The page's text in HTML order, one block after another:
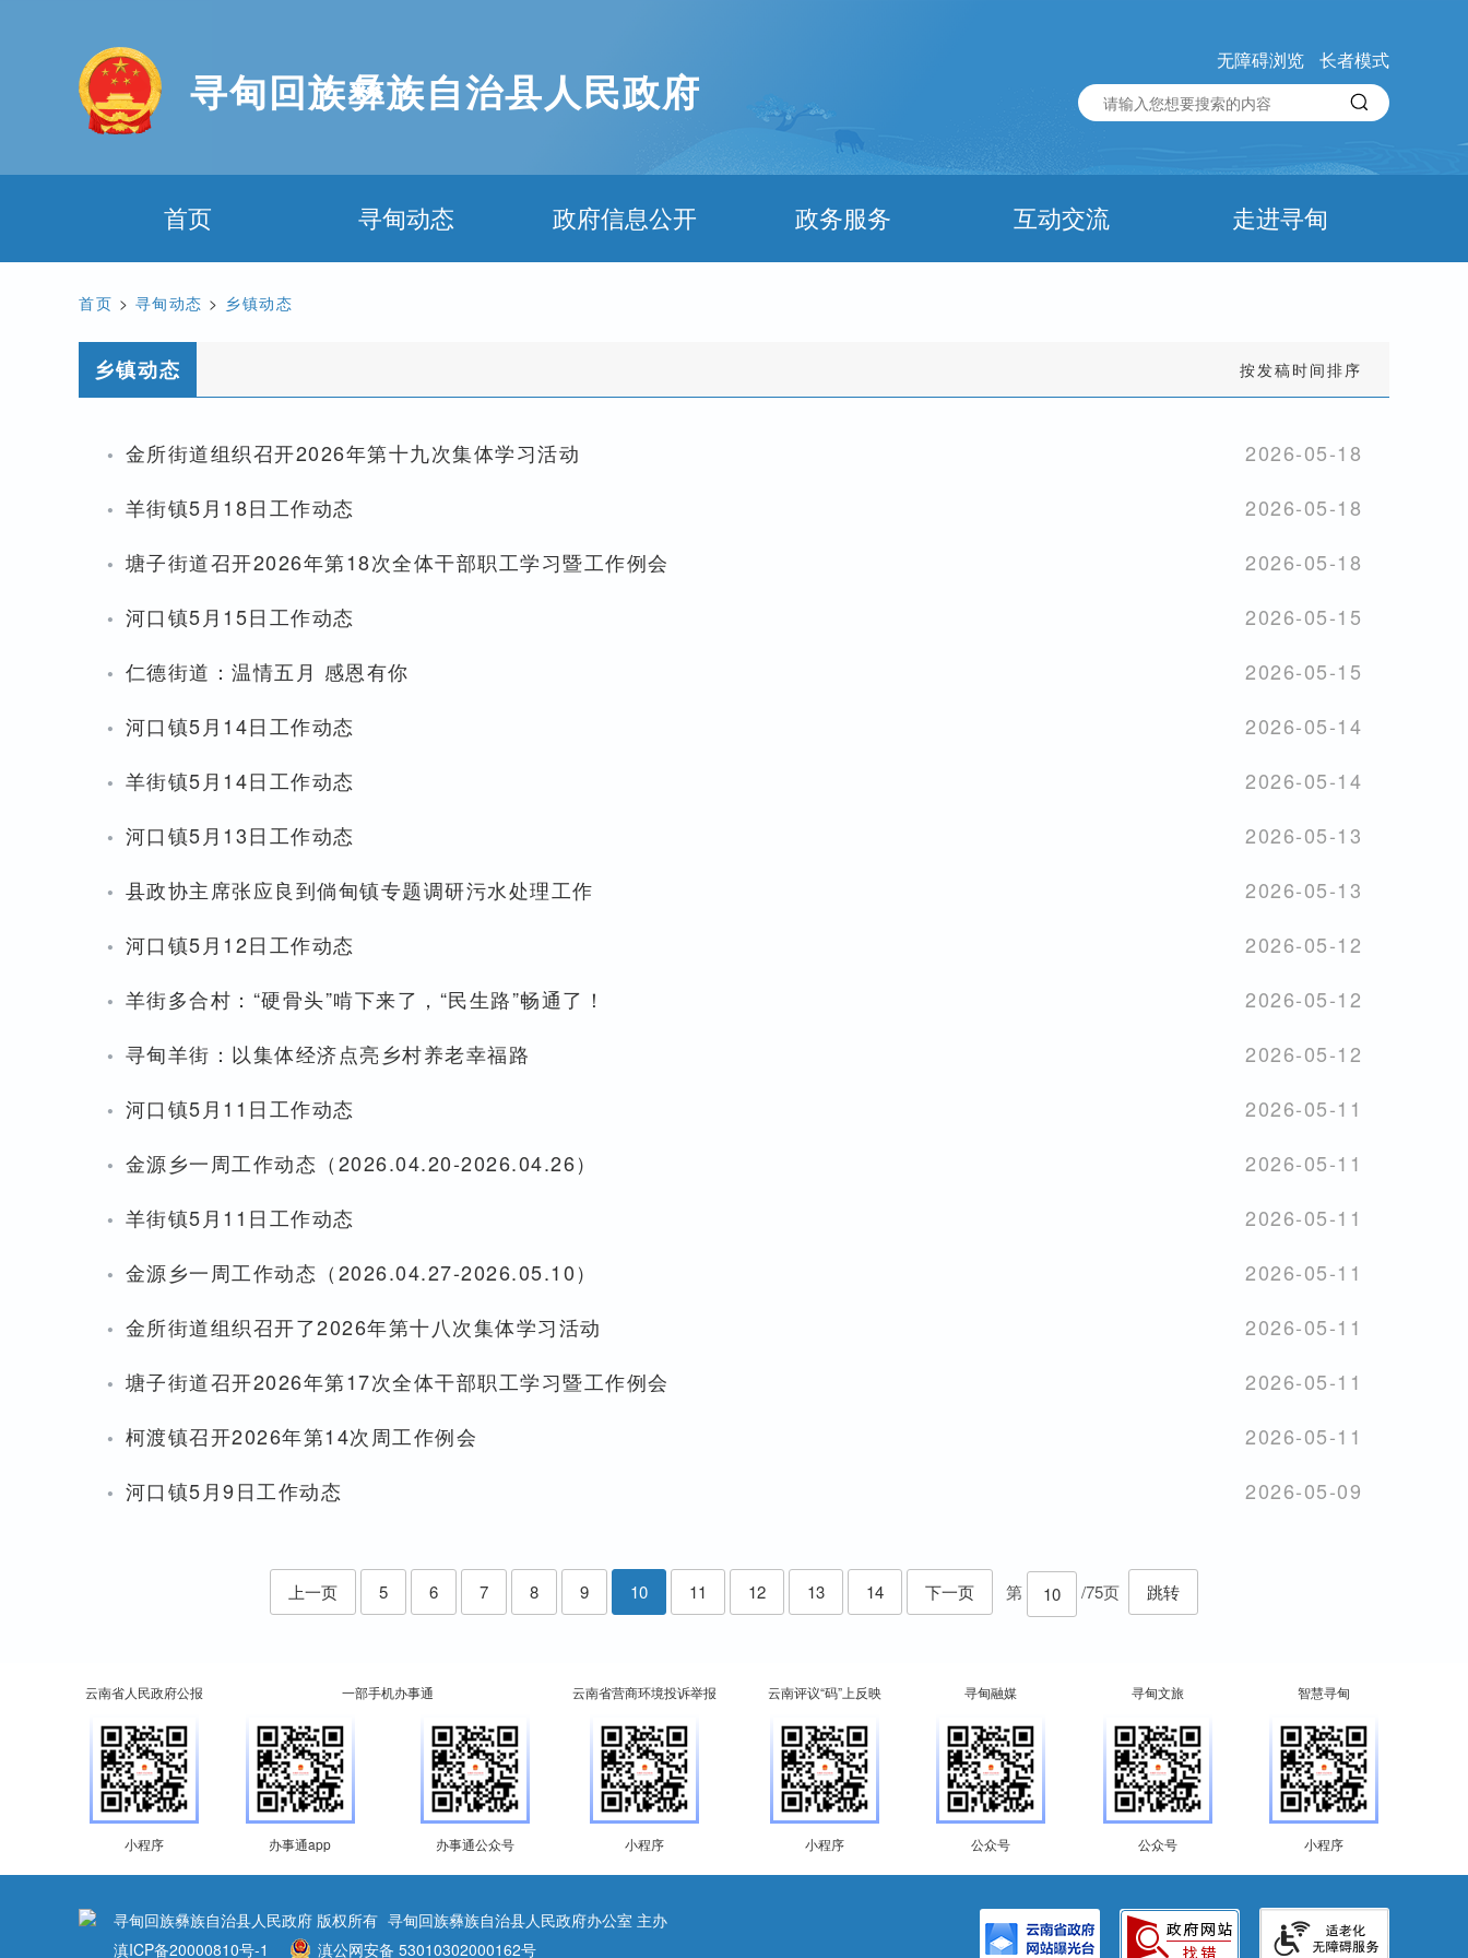
寻甸回族彝族自治县人民政府
无障碍浏览 长者模式
首页 寻甸动态 政府信息公开 政务服务 互动交流 走进寻甸
首页 > 寻甸动态 > 乡镇动态
乡镇动态 按发稿时间排序
· 金所街道组织召开2026年第十九次集体学习活动 2026-05-18
· 羊街镇5月18日工作动态 2026-05-18
· 塘子街道召开2026年第18次全体干部职工学习暨工作例会 2026-05-18
· 河口镇5月15日工作动态 2026-05-15
· 仁德街道：温情五月 感恩有你 2026-05-15
· 河口镇5月14日工作动态 2026-05-14
· 羊街镇5月14日工作动态 2026-05-14
· 河口镇5月13日工作动态 2026-05-13
· 县政协主席张应良到倘甸镇专题调研污水处理工作 2026-05-13
· 河口镇5月12日工作动态 2026-05-12
· 羊街多合村：“硬骨头”啃下来了，“民生路”畅通了！ 2026-05-12
· 寻甸羊街：以集体经济点亮乡村养老幸福路 2026-05-12
· 河口镇5月11日工作动态 2026-05-11
· 金源乡一周工作动态（2026.04.20-2026.04.26） 2026-05-11
· 羊街镇5月11日工作动态 2026-05-11
· 金源乡一周工作动态（2026.04.27-2026.05.10） 2026-05-11
· 金所街道组织召开了2026年第十八次集体学习活动 2026-05-11
· 塘子街道召开2026年第17次全体干部职工学习暨工作例会 2026-05-11
· 柯渡镇召开2026年第14次周工作例会 2026-05-11
· 河口镇5月9日工作动态 2026-05-09
上一页 5 6 7 8 9 10 11 12 13 14 下一页 第 /75页 跳转
云南省人民政府公报
小程序
一部手机办事通
办事通app 办事通公众号
云南省营商环境投诉举报
小程序
云南评议“码”上反映
小程序
寻甸融媒
公众号
寻甸文旅
公众号
智慧寻甸
小程序
寻甸回族彝族自治县人民政府 版权所有 寻甸回族彝族自治县人民政府办公室 主办
滇ICP备20000810号-1
滇公网安备 53010302000162号